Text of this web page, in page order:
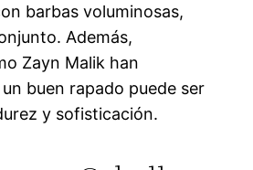
barbas voluminosas,
Además,
Zayn Malik han
buen rapado puede ser
y sofisticación.